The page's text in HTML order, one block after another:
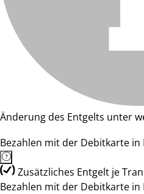
Änderung des Entgelts unter
Bezahlen mit der Debitkarte in
Zusätzliches Entgelt je
Bezahlen mit der Debitkarte